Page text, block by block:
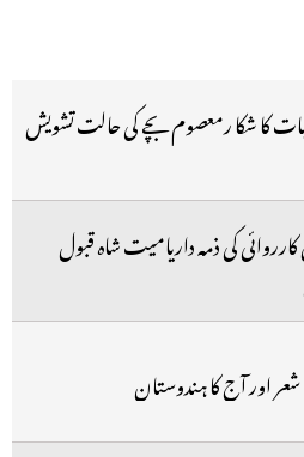
کا شکا رمعصوم بچے کی حالت تشویش
کی ذمہ داریامیت شاہ قبول
اور آج کا ہندوستان